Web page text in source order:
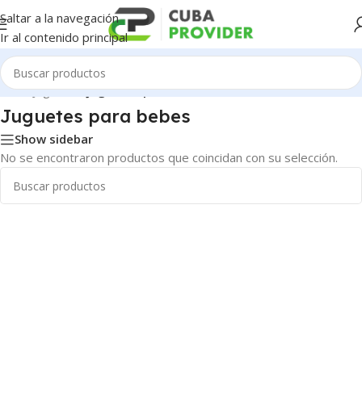
Saltar a la navegación
Ir al contenido principal
Inicio/Juguetes/Juguetes para bebes
Juguetes para bebes
Show sidebar
No se encontraron productos que coincidan con su selección.